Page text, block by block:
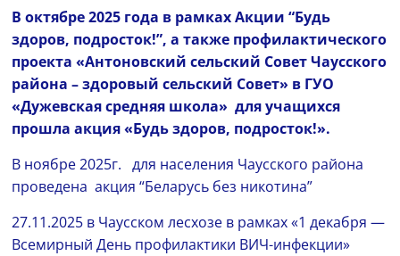
В октябре 2025 года в рамках Акции “Будь
здоров, подросток!”, а также профилактического
проекта «Антоновский сельский Совет Чаусского
района – здоровый сельский Совет» в ГУО
«Дужевская средняя школа» для учащихся
прошла акция «Будь здоров, подросток!».
В ноябре 2025г. для населения Чаусского района
проведена акция “Беларусь без никотина”
27.11.2025 в Чаусском лесхозе в рамках «1 декабря —
Всемирный День профилактики ВИЧ-инфекции»